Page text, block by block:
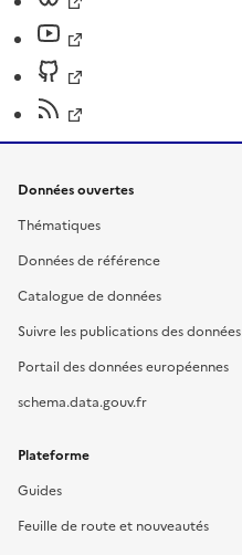
Données ouvertes
Thématiques
Données de référence
Catalogue de données
Suivre les publications des données
Portail des données européennes
schema.data.gouv.fr
Plateforme
Guides
Feuille de route et nouveautés